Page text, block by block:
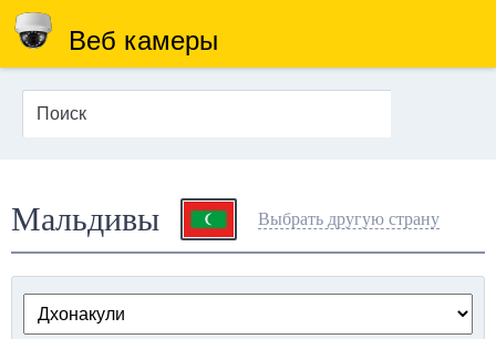
Веб камеры
Мальдивы Выбрать другую страну